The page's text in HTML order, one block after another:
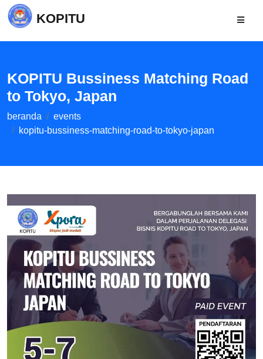
KOPITU
KOPITU Bussiness Matching Road
to Tokyo, Japan
beranda
events
kopitu-bussiness-matching-road-to-tokyo-japan